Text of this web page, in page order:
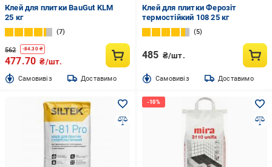
Клей для плитки BauGut KLM
25 кг
7
562 -84.30₴
477.70 ₴/шт.
Cамовивіз Доставимо
Клей для плитки Ферозіт
термостійкий 108 25 кг
5
485 ₴/шт.
Cамовивіз Доставимо